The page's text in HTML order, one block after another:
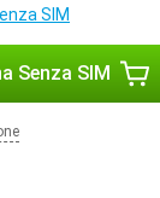
SIM
Senza SIM